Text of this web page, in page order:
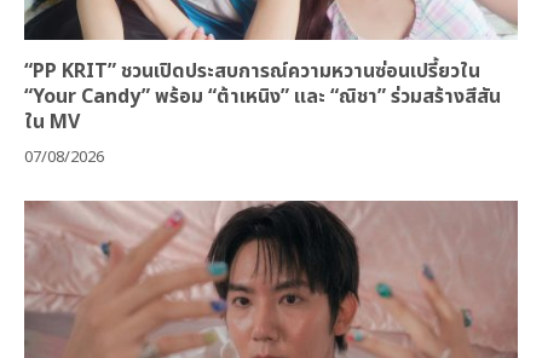
“PP KRIT” ชวนเปิดประสบการณ์ความหวานซ่อนเปรี้ยวใน
“Your Candy” พร้อม “ต้าเหนิง” และ “ณิชา” ร่วมสร้างสีสัน
ใน MV
07/08/2026